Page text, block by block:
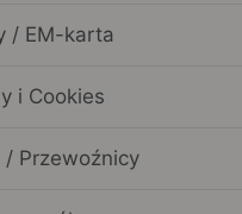
/ EM-karta
i Cookies
/ Przewoźnicy